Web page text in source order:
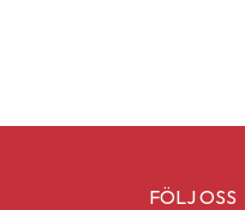
FÖLJ OSS